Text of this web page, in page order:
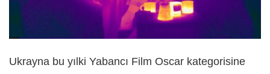
Ukrayna bu yılki Yabancı Film Oscar kategorisine